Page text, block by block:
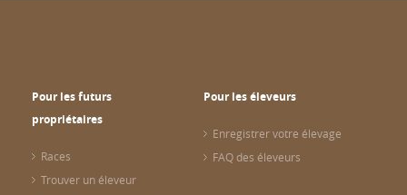
Pour les futurs
propriétaires
Races
Trouver un éleveur
Pour les éleveurs
Enregistrer votre élevage
FAQ des éleveurs